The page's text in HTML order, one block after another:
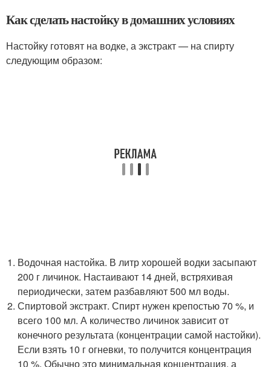
Как сделать настойку в домашних условиях
Настойку готовят на водке, а экстракт — на спирту
следующим образом:
Водочная настойка. В литр хорошей водки засыпают
200 г личинок. Настаивают 14 дней, встряхивая
периодически, затем разбавляют 500 мл воды.
Спиртовой экстракт. Спирт нужен крепостью 70 %, и
всего 100 мл. А количество личинок зависит от
конечного результата (концентрации самой настойки).
Если взять 10 г огневки, то получится концентрация
10 %. Обычно это минимальная концентрация, а